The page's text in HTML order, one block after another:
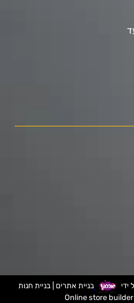
בניית אתרים
בניית חנות
Online store builder